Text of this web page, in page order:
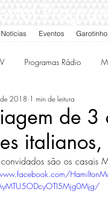
Eventos
Programas Rádio
Amigos da Quarta
de 3
italianos,
2018 1 min de leitura
são os casais